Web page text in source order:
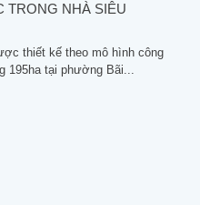
NHÀ SIÊU
thiết kế theo mô hình công
195ha tại phường Bãi...